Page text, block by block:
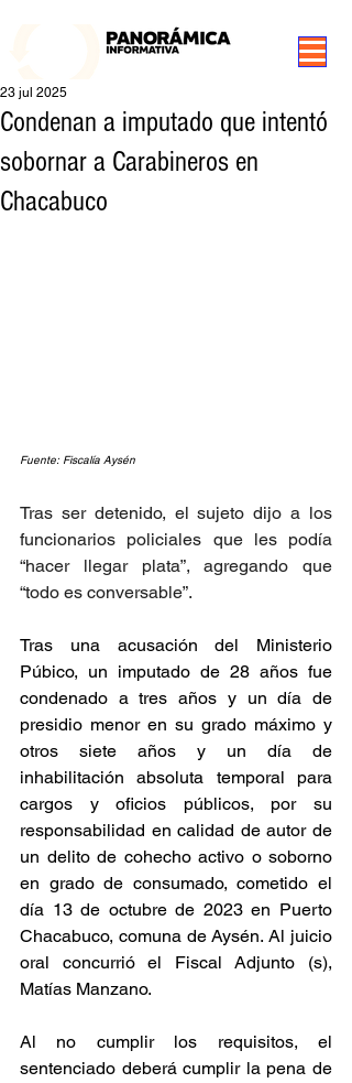
Condenan a imputado que intentó
sobornar a Carabineros en
Chacabuco
23 jul 2025
Fuente: Fiscalía Aysén
Tras ser detenido, el sujeto dijo a los
funcionarios policiales que les podía
“hacer llegar plata”, agregando que
“todo es conversable”.
Tras una acusación del Ministerio
Púbico, un imputado de 28 años fue
condenado a tres años y un día de
presidio menor en su grado máximo y
otros siete años y un día de
inhabilitación absoluta temporal para
cargos y oficios públicos, por su
responsabilidad en calidad de autor de
un delito de cohecho activo o soborno
en grado de consumado, cometido el
día 13 de octubre de 2023 en Puerto
Chacabuco, comuna de Aysén. Al juicio
oral concurrió el Fiscal Adjunto (s),
Matías Manzano.
Al no cumplir los requisitos, el
sentenciado deberá cumplir la pena de